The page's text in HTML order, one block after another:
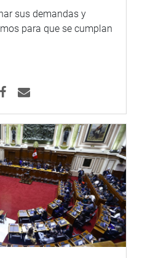
sus demandas y
para que se cumplan